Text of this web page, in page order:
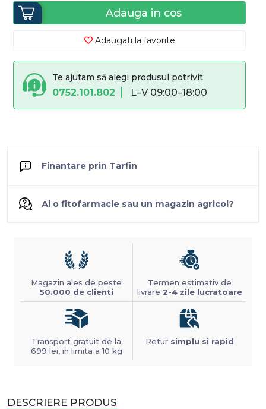
Adauga in cos
Adaugati la favorite
Te ajutam să alegi produsul potrivit
0752.101.802 L–V 09:00–18:00
Finantare prin Tarfin
Ai o fitofarmacie sau un magazin agricol?
Magazin ales de peste
50.000 de clienti
Termen estimativ de
livrare 2-4 zile lucratoare
Transport gratuit de la
699 lei, in limita a 10 kg
Retur simplu si rapid
DESCRIERE PRODUS